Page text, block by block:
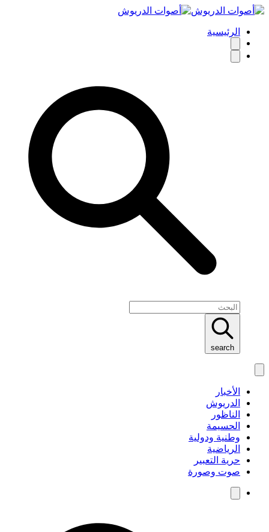
الرئيسية
search
الأخبار
الدريوش
الناظور
الحسيمة
وطنية ودولية
الرياضية
حرية التعبير
صوت وصورة